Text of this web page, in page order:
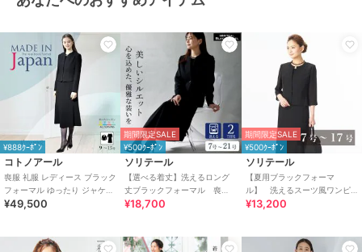
¥888ｸｰﾎﾟﾝ
コトノアール
喪服 礼服 レディース ブラック
フォーマル ゆったり ジャケッ
ト 前あき 日本製 (60013)
¥49,500
期間限定SALE
¥500ｸｰﾎﾟﾝ
ソリテール
【選べる着丈】洗えるロング
丈ブラックフォーマル 喪
服 礼服 卒業式 卒園式
¥18,700
期間限定SALE
¥500ｸｰﾎﾟﾝ
ソリテール
【夏用ブラックフォーマ
ル】 洗えるスーツ風ワンピ
ース/レディース/喪服/礼服/法
¥13,200